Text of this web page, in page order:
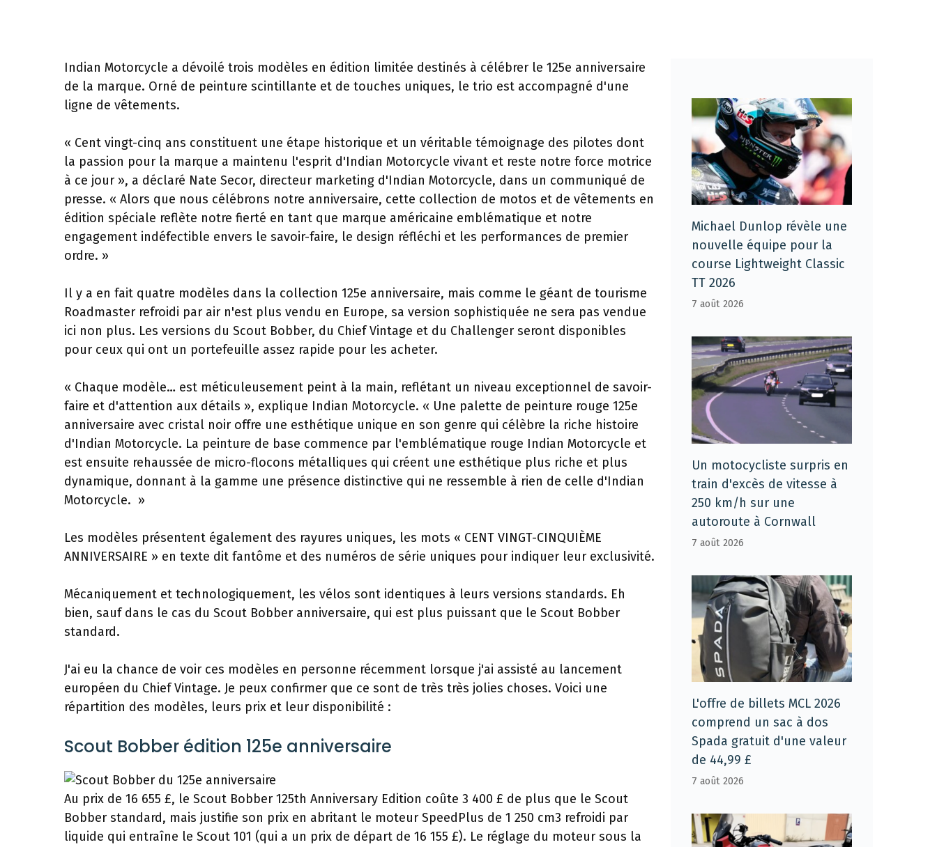
Indian Motorcycle a dévoilé trois modèles en édition limitée destinés à célébrer le 125e anniversaire
de la marque. Orné de peinture scintillante et de touches uniques, le trio est accompagné d'une
ligne de vêtements.
« Cent vingt-cinq ans constituent une étape historique et un véritable témoignage des pilotes dont
la passion pour la marque a maintenu l'esprit d'Indian Motorcycle vivant et reste notre force motrice
à ce jour », a déclaré Nate Secor, directeur marketing d'Indian Motorcycle, dans un communiqué de
presse. « Alors que nous célébrons notre anniversaire, cette collection de motos et de vêtements en
édition spéciale reflète notre fierté en tant que marque américaine emblématique et notre
engagement indéfectible envers le savoir-faire, le design réfléchi et les performances de premier
ordre. »
Il y a en fait quatre modèles dans la collection 125e anniversaire, mais comme le géant de tourisme
Roadmaster refroidi par air n'est plus vendu en Europe, sa version sophistiquée ne sera pas vendue
ici non plus. Les versions du Scout Bobber, du Chief Vintage et du Challenger seront disponibles
pour ceux qui ont un portefeuille assez rapide pour les acheter.
« Chaque modèle… est méticuleusement peint à la main, reflétant un niveau exceptionnel de savoir-
faire et d'attention aux détails », explique Indian Motorcycle. « Une palette de peinture rouge 125e
anniversaire avec cristal noir offre une esthétique unique en son genre qui célèbre la riche histoire
d'Indian Motorcycle. La peinture de base commence par l'emblématique rouge Indian Motorcycle et
est ensuite rehaussée de micro-flocons métalliques qui créent une esthétique plus riche et plus
dynamique, donnant à la gamme une présence distinctive qui ne ressemble à rien de celle d'Indian
Motorcycle. »
Les modèles présentent également des rayures uniques, les mots « CENT VINGT-CINQUIÈME
ANNIVERSAIRE » en texte dit fantôme et des numéros de série uniques pour indiquer leur exclusivité.
Mécaniquement et technologiquement, les vélos sont identiques à leurs versions standards. Eh
bien, sauf dans le cas du Scout Bobber anniversaire, qui est plus puissant que le Scout Bobber
standard.
J'ai eu la chance de voir ces modèles en personne récemment lorsque j'ai assisté au lancement
européen du Chief Vintage. Je peux confirmer que ce sont de très très jolies choses. Voici une
répartition des modèles, leurs prix et leur disponibilité :
Scout Bobber édition 125e anniversaire
Au prix de 16 655 £, le Scout Bobber 125th Anniversary Edition coûte 3 400 £ de plus que le Scout
Bobber standard, mais justifie son prix en abritant le moteur SpeedPlus de 1 250 cm3 refroidi par
liquide qui entraîne le Scout 101 (qui a un prix de départ de 16 155 £). Le réglage du moteur sous la
Michael Dunlop révèle une
nouvelle équipe pour la
course Lightweight Classic
TT 2026
7 août 2026
Un motocycliste surpris en
train d'excès de vitesse à
250 km/h sur une
autoroute à Cornwall
7 août 2026
L'offre de billets MCL 2026
comprend un sac à dos
Spada gratuit d'une valeur
de 44,99 £
7 août 2026